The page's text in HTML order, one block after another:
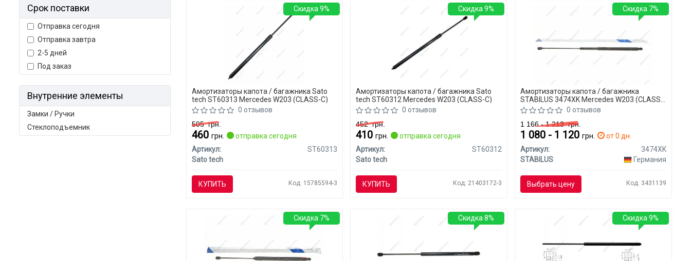
Срок поставки
Отправка сегодня
Отправка завтра
2-5 дней
Под заказ
Внутренние элементы
Замки / Ручки
Стеклоподъемник
Амортизаторы капота / багажника Sato
tech ST60313 Mercedes W203 (CLASS-C)
0 отзывов
505грн.
460 грн.
отправка сегодня
Артикул:
ST60313
Sato tech
КУПИТЬ Код: 15785594-3
Скидка 9%
Амортизаторы капота / багажника Sato
tech ST60312 Mercedes W203 (CLASS-C)
0 отзывов
452грн.
410грн.
отправка сегодня
Артикул:
ST60312
Sato tech
КУПИТЬ Код: 21403172-3
Скидка 9%
Амортизаторы капота / багажника
STABILUS 3474XK Mercedes W203 (CLASS-
C)
0 отзывов
1 166 - 1 213грн.
1 080 - 1 120грн.
от 0 дн.
Артикул:
3474XK
STABILUS
Германия
Выбрать цену Код: 3431139
Скидка 7%
Скидка 7% Скидка 8% Скидка 9%